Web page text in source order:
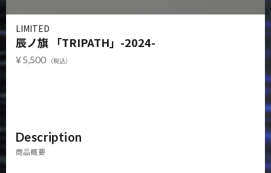
ABOUT
NEWS
LIMITED
辰ノ旗 「TRIPATH」-2024-
5,500
Description
商品概要